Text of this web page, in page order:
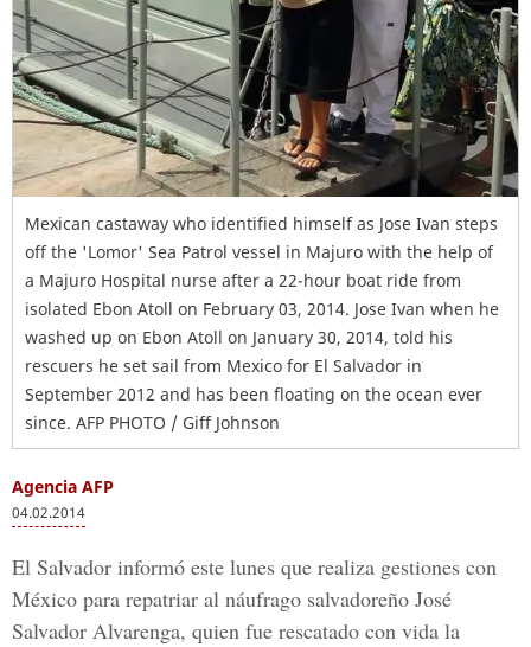
Mexican castaway who identified himself as Jose Ivan steps
off the 'Lomor' Sea Patrol vessel in Majuro with the help of
a Majuro Hospital nurse after a 22-hour boat ride from
isolated Ebon Atoll on February 03, 2014. Jose Ivan when he
washed up on Ebon Atoll on January 30, 2014, told his
rescuers he set sail from Mexico for El Salvador in
September 2012 and has been floating on the ocean ever
since. AFP PHOTO / Giff Johnson
Agencia AFP
04.02.2014
El Salvador informó este lunes que realiza gestiones con
México para repatriar al náufrago salvadoreño José
Salvador Alvarenga, quien fue rescatado con vida la